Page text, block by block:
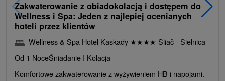
Zakwaterowanie z obiadokolacją i dostępem do
Wellness i Spa: Jeden z najlepiej ocenianych
hoteli przez klientów
Wellness & Spa Hotel Kaskady ★★★★ Sliač - Sielnica
Od 1 NoceŚniadanie I Kolacja
Komfortowe zakwaterowanie z wyżywieniem HB i napojami.